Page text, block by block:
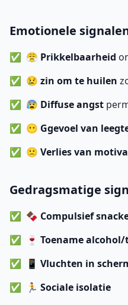
Emotionele
😤 Prikkelbaarheid
😢 zin om te huilen
😰 Diffuse angst
😶 Ggevoel van
🙁 Verlies van
Gedragsmatige
🍫 Compulsief
🍷 Toename
📱 Vluchten in
🏃 Sociale isolatie